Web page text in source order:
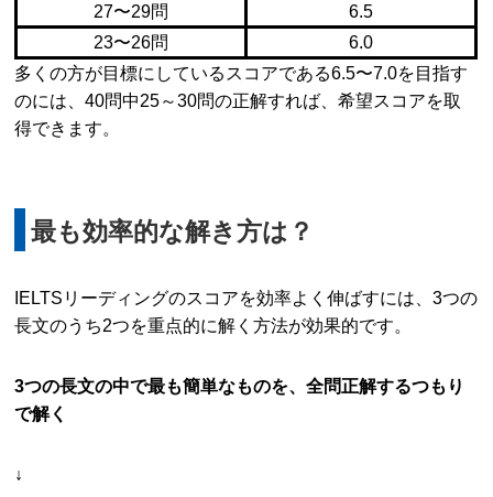
27〜29問
6.5
23〜26問
6.0
多くの方が目標にしているスコアである6.5〜7.0を目指す
のには、40問中25～30問の正解すれば、希望スコアを取
得できます。
最も効率的な解き方は？
IELTSリーディングのスコアを効率よく伸ばすには、3つの
長文のうち2つを重点的に解く方法が効果的です。
3つの長文の中で最も簡単なものを、全問正解するつもり
で解く
↓